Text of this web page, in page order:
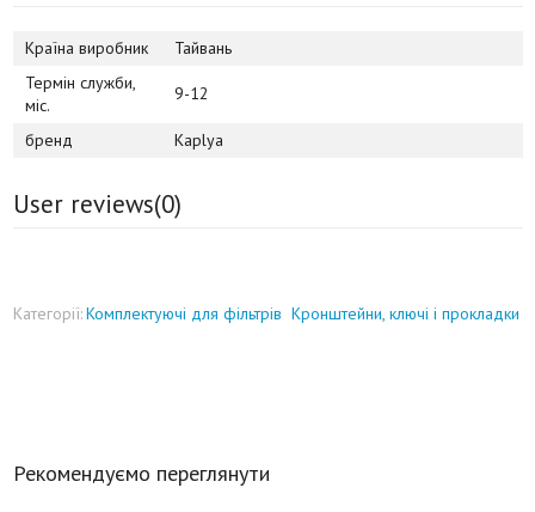
Країна виробник
Тайвань
Термін служби,
міс.
9-12
бренд Kaplya
User reviews(0)
Категорії:Комплектуючі для фільтрів Кронштейни, ключі і прокладки
Рекомендуємо переглянути